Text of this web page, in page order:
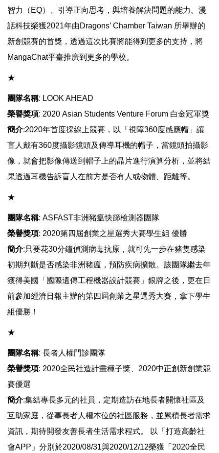
智力（EQ）、引導正向思考，與培養解決問題的能力。漫
話科技榮獲2021年由Dragons’ Chamber Taiwan 所舉辦的
新創競賽的首獎，透過這次比賽將能得到更多的支持，將
MangaChat平臺推廣到更多的學校。
​​​​​​★
團隊名稱: LOOK AHEAD
榮譽獎項: 2020 Asian Students Venture Forum 白金冠軍獎
簡介:2020年首度採線上競賽，以「視障360度感應帽」讓
盲人戴有360度攝影鏡頭及傳導耳機的帽子，當鏡頭拍攝影
像，就會把影像傳送到帽子上的晶片進行演算分析，並將結
果透過耳機告訴盲人在前方是否有人或物體、距離等。
​​​​​​★
團隊名稱: ASFAST非洲豬瘟快篩檢測器團隊
榮譽獎項: 2020第四屆創業之星選秀大賽學生組 優勝
簡介:只要花30分鐘偵測病毒抗原，就可先一步在豬隻感染
初期判斷是否感染非洲豬瘟，預防疾病擴散。該團隊繼去年
獲得美國「國際遺傳工程機器設計競賽」銀牌之後，更在日
前參加經濟日報主辦的第四屆創業之星選秀大賽，拿下學生
組優勝！
​​​​​​★
團隊名稱: 長者人權門診團隊
榮譽獎項: 2020全民社造計畫種子獎、2020中正創新創業競
賽優選
簡介:集結專長多元的社員，定期造訪在地長者關懷社區及
互助家庭，從事長者人權本位的社區服務，並累積長者需求
資訊，期待開發友善長者生活需求程式。 以「打造高齡社
會APP」分別於2020/08/31與2020/12/12榮獲「2020全民